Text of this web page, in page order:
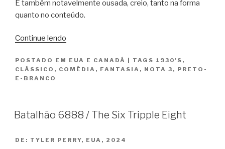
E também notavelmente ousada, creio, tanto na forma
quanto no conteúdo.
Continue lendo
do
Outro
Topper”
POSTADO EM EUA E CANADÁ | TAGS 1930'S ,
CLÁSSICO , COMÉDIA , FANTASIA , NOTA 3 , PRETO-
E-BRANCO
Batalhão 6888 / The Six Tripple Eight
DE: TYLER PERRY, EUA, 2024